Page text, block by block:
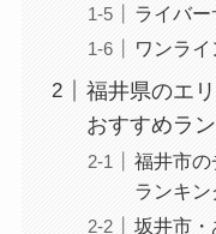
ライバ
ワンラ
福井県のエ
おすすめラ
福井市の
ランキン
坂井市・